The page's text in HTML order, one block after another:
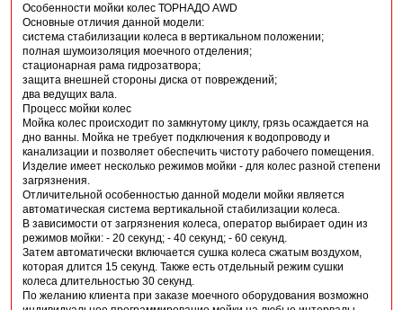
Особенности мойки колес ТОРНАДО AWD
Основные отличия данной модели:
система стабилизации колеса в вертикальном положении;
полная шумоизоляция моечного отделения;
стационарная рама гидрозатвора;
защита внешней стороны диска от повреждений;
два ведущих вала.
Процесс мойки колес
Мойка колес происходит по замкнутому циклу, грязь осаждается на
дно ванны. Мойка не требует подключения к водопроводу и
канализации и позволяет обеспечить чистоту рабочего помещения.
Изделие имеет несколько режимов мойки - для колес разной степени
загрязнения.
Отличительной особенностью данной модели мойки является
автоматическая система вертикальной стабилизации колеса.
В зависимости от загрязнения колеса, оператор выбирает один из
режимов мойки: - 20 секунд; - 40 секунд; - 60 секунд.
Затем автоматически включается сушка колеса сжатым воздухом,
которая длится 15 секунд. Также есть отдельный режим сушки
колеса длительностью 30 секунд.
По желанию клиента при заказе моечного оборудования возможно